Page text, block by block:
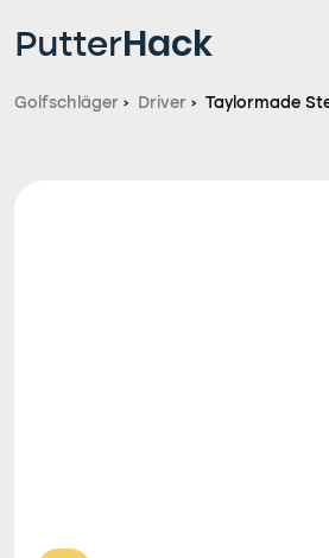
PutterHack
Golfschläger › Driver › Taylormade